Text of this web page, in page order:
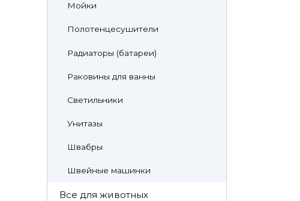
Мойки
Полотенцесушители
Радиаторы (батареи)
Раковины для ванны
Светильники
Унитазы
Швабры
Швейные машинки
Все для животных